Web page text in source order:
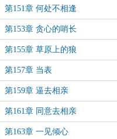
第151章 何处不相逢
第153章 贪心的哨长
第155章 草原上的狼
第157章 当表
第159章 逼去相亲
第161章 同意去相亲
第163章 一见倾心